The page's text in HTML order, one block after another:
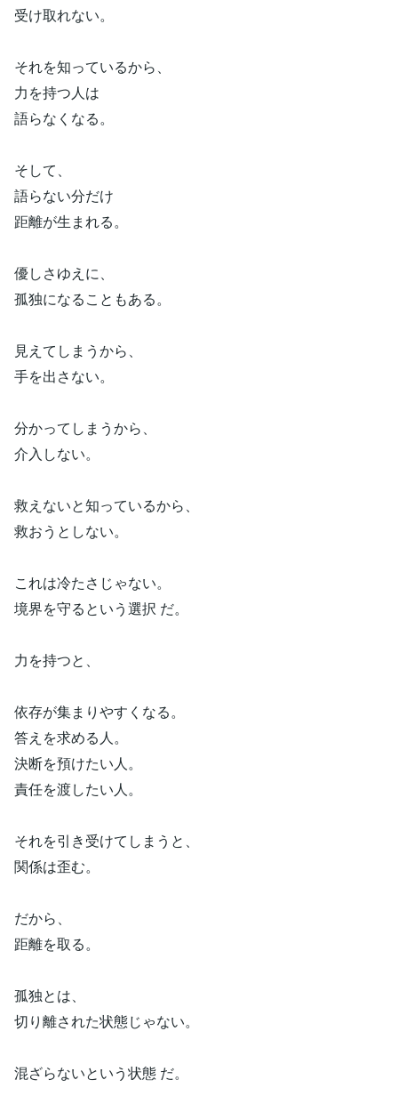
受け取れない。
それを知っているから、
力を持つ人は
語らなくなる。
そして、
語らない分だけ
距離が生まれる。
優しさゆえに、
孤独になることもある。
見えてしまうから、
手を出さない。
分かってしまうから、
介入しない。
救えないと知っているから、
救おうとしない。
これは冷たさじゃない。
境界を守るという選択 だ。
力を持つと、
依存が集まりやすくなる。
答えを求める人。
決断を預けたい人。
責任を渡したい人。
それを引き受けてしまうと、
関係は歪む。
だから、
距離を取る。
孤独とは、
切り離された状態じゃない。
混ざらないという状態 だ。